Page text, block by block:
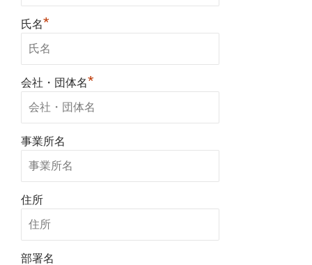
氏名*
会社・団体名*
事業所名
住所
部署名